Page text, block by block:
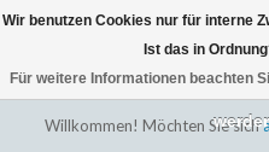
Willkommen! Möchten Sie sich
Wir benutzen Cookies nur für interne
Ist das in
Für weitere Informationen beachten
← Zurück zum Backoffice
Eventuell können nicht alle